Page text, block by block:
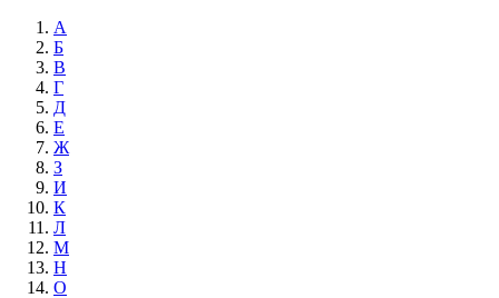
А
Б
В
Г
Д
Е
Ж
З
И
К
Л
М
Н
О